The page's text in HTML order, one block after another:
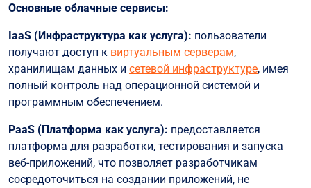
Основные облачные сервисы:
IaaS (Инфраструктура как услуга): пользователи
получают доступ к виртуальным серверам,
хранилищам данных и сетевой инфраструктуре, имея
полный контроль над операционной системой и
программным обеспечением.
PaaS (Платформа как услуга): предоставляется
платформа для разработки, тестирования и запуска
веб-приложений, что позволяет разработчикам
сосредоточиться на создании приложений, не